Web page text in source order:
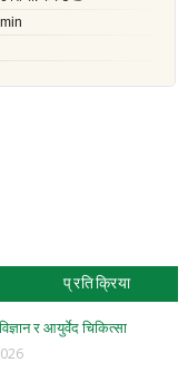
प्रतिक्रिया
र आयुर्वेद चिकित्सा